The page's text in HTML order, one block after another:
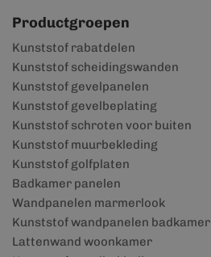
Productgroepen
Kunststof rabatdelen
Kunststof scheidingswanden
Kunststof gevelpanelen
Kunststof gevelbeplating
Kunststof schroten voor buiten
Kunststof muurbekleding
Kunststof golfplaten
Badkamer panelen
Wandpanelen marmerlook
Kunststof wandpanelen badkamer
Lattenwand woonkamer